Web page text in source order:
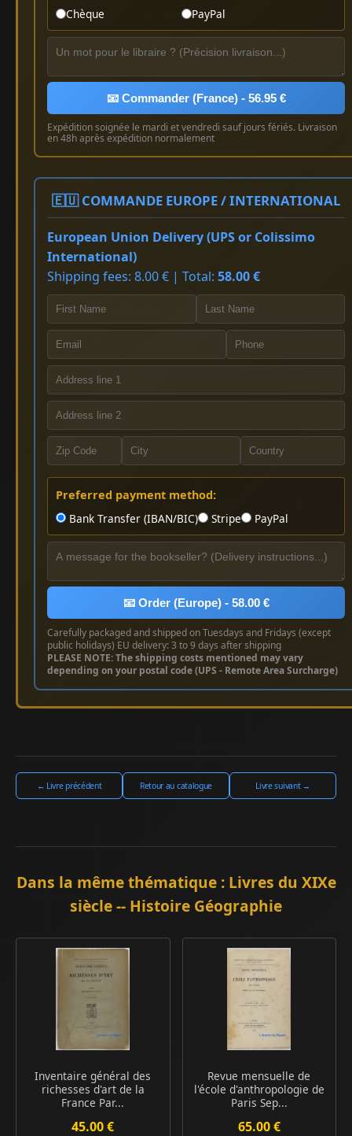
Chèque PayPal
📧 Commander (France) - 56.95 €
Expédition soignée le mardi et vendredi sauf jours fériés. Livraison
en 48h après expédition normalement
🇪🇺 COMMANDE EUROPE / INTERNATIONAL
European Union Delivery (UPS or Colissimo
International)
Shipping fees: 8.00 € | Total: 58.00 €
Preferred payment method:
Bank Transfer (IBAN/BIC)
Stripe PayPal
📧 Order (Europe) - 58.00 €
Carefully packaged and shipped on Tuesdays and Fridays (except
public holidays) EU delivery: 3 to 9 days after shipping
PLEASE NOTE: The shipping costs mentioned may vary
depending on your postal code (UPS - Remote Area Surcharge)
← Livre précédent Retour au catalogue Livre suivant →
Dans la même thématique : Livres du XIXe
siècle -- Histoire Géographie
Inventaire général des
richesses d'art de la
France Par...
45.00 €
Revue mensuelle de
l'école d'anthropologie de
Paris Sep...
65.00 €